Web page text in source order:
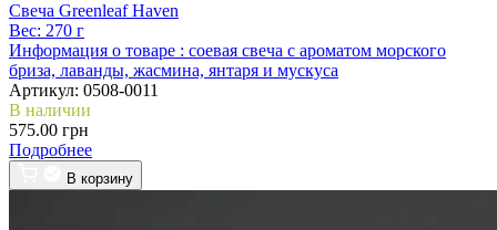
Свеча Greenleaf Haven
Вес: 270 г
Информация о товаре : соевая свеча с ароматом морского
бриза, лаванды, жасмина, янтаря и мускуса
Артикул: 0508-0011
В наличии
575.00 грн
Подробнее
В корзину